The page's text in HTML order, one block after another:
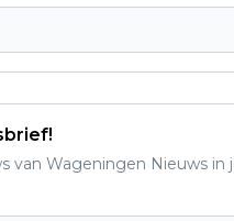
van Wageningen Nieuws in